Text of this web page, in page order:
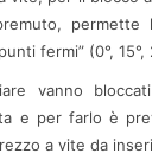
permette
fermi” (0°, 15°,
vanno
e per farlo è
a vite da